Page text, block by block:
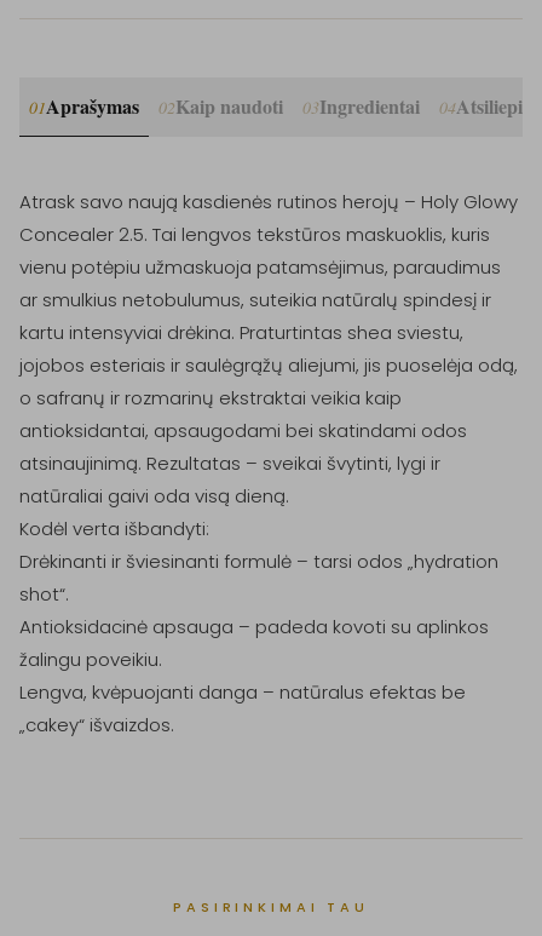
01Aprašymas 02Kaip naudoti 03Ingredientai 04
Atrask savo naują kasdienės rutinos herojų – Holy Glowy
Concealer 2.5. Tai lengvos tekstūros maskuoklis, kuris
vienu potėpiu užmaskuoja patamsėjimus, paraudimus
ar smulkius netobulumus, suteikia natūralų spindesį ir
kartu intensyviai drėkina. Praturtintas shea sviestu,
jojobos esteriais ir saulėgrąžų aliejumi, jis puoselėja odą,
o safranų ir rozmarinų ekstraktai veikia kaip
antioksidantai, apsaugodami bei skatindami odos
atsinaujinimą. Rezultatas – sveikai švytinti, lygi ir
natūraliai gaivi oda visą dieną.
Kodėl verta išbandyti:
Drėkinanti ir šviesinanti formulė – tarsi odos „hydration
shot“.
Antioksidacinė apsauga – padeda kovoti su aplinkos
žalingu poveikiu.
Lengva, kvėpuojanti danga – natūralus efektas be
PASIRINKIMAI TAU